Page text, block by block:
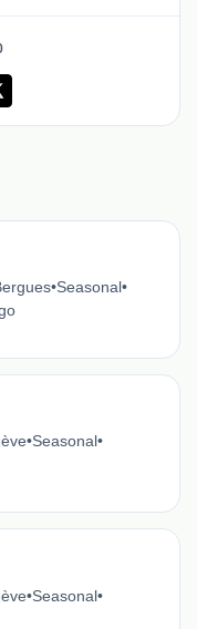
•Seasonal•
•Seasonal•
•Seasonal•